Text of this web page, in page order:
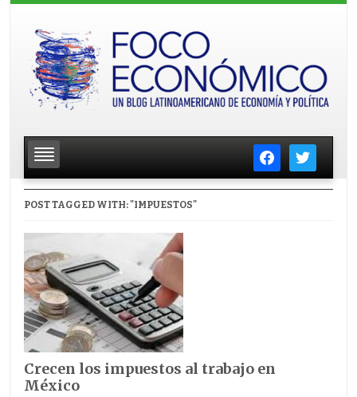
facebooktwitter
POST TAGGED WITH: "IMPUESTOS"
Crecen los impuestos al trabajo en
México